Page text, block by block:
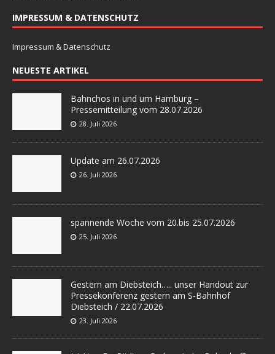
IMPRESSUM & DATENSCHUTZ
Impressum & Datenschutz
NEUESTE ARTIKEL
Bahnchos in und um Hamburg –
Pressemitteilung vom 28.07.2026
28. Juli 2026
Update am 26.07.2026
26. Juli 2026
spannende Woche vom 20.bis 25.07.2026
25. Juli 2026
Gestern am Diebsteich….. unser Handout zur
Pressekonferenz gestern am S-Bahnhof
Diebsteich / 22.07.2026
23. Juli 2026